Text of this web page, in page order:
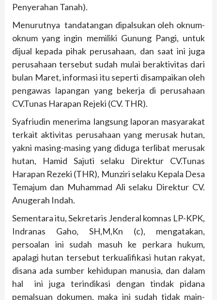
Penyerahan Tanah).
Menurutnya tandatangan dipalsukan oleh oknum-
oknum yang ingin memiliki Gunung Pangi, untuk
dijual kepada pihak perusahaan, dan saat ini juga
perusahaan tersebut sudah mulai beraktivitas dari
bulan Maret, informasi itu seperti disampaikan oleh
pengawas lapangan yang bekerja di perusahaan
CV.Tunas Harapan Rejeki (CV. THR).
Syafriudin menerima langsung laporan masyarakat
terkait aktivitas perusahaan yang merusak hutan,
yakni masing-masing yang diduga terlibat merusak
hutan, Hamid Sajuti selaku Direktur CV.Tunas
Harapan Rezeki (THR), Munziri selaku Kepala Desa
Temajum dan Muhammad Ali selaku Direktur CV.
Anugerah Indah.
Sementara itu, Sekretaris Jenderal komnas LP-KPK,
Indranas Gaho, SH,M,Kn (c), mengatakan,
persoalan ini sudah masuh ke perkara hukum,
apalagi hutan tersebut terkualifikasi hutan rakyat,
disana ada sumber kehidupan manusia, dan dalam
hal ini juga terindikasi dengan tindak pidana
pemalsuan dokumen, maka ini sudah tidak main-